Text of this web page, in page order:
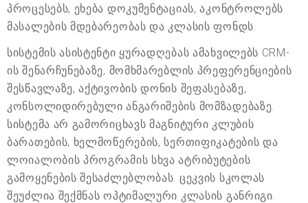
პროცესებს, ეხება დოკუმენტაციას, აკონტროლებს
მასალების მდებარეობას და კლასის ფონდს.
სისტემის ასისტენტი ყურადღებას ამახვილებს CRM-
ის შენარჩუნებაზე, მომხმარებლის პრეფერენციების
შესწავლაზე, აქტივობის დონის შეფასებაზე,
კონსოლიდირებული ანგარიშების მომზადებაზე.
სისტემა არ გამორიცხავს მაგნიტური კლუბის
ბარათების, ხელმოწერების, სერთიფიკატების და
ლოიალობის პროგრამის სხვა ატრიბუტების
გამოყენების შესაძლებლობას. ცეკვის სკოლას
შეუძლია შექმნას ოპტიმალური კლასის განრიგი.